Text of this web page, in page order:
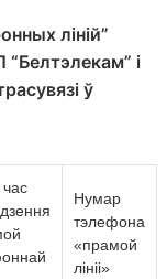
ліній”
“Белтэлекам” і
ў
час
Нумар
тэлефона
«прамой
лініі»